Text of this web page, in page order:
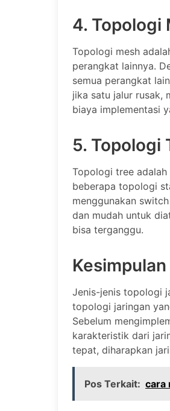
4. Topologi
Topologi mesh
perangkat lainnya.
semua perangkat
jika satu jalur rusak,
biaya implementasi
5. Topologi
Topologi tree
beberapa topologi
menggunakan
dan mudah untuk
bisa terganggu.
Kesimpulan
Jenis-jenis topologi
topologi jaringan
Sebelum
karakteristik dari
tepat, diharapkan
Pos Terkait: cara